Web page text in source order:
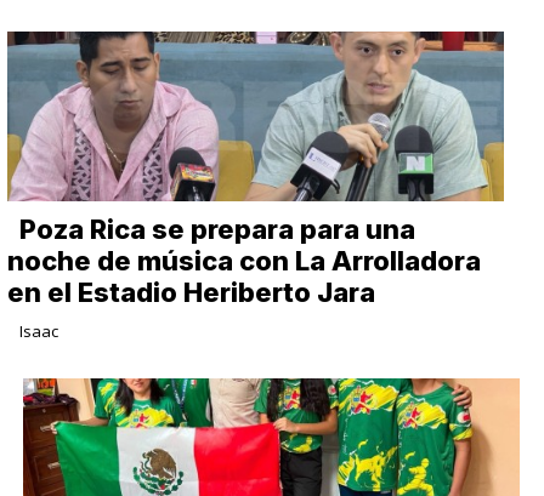
Poza Rica se prepara para una
noche de música con La Arrolladora
en el Estadio Heriberto Jara
Isaac